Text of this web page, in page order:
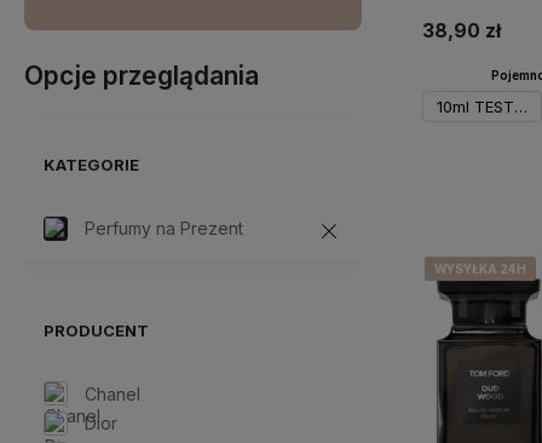
Opcje przeglądania
KATEGORIE
Perfumy na Prezent
PRODUCENT
Chanel
Dior
38,90 zł
10ml TESTER
WYSYŁKA 24H
WYSYŁKA 24H
WYSYŁKA 24H
WYSYŁKA 24H